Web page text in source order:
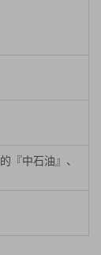
『中石油』、